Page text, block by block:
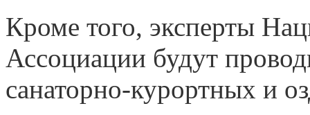
Кроме того, эксперты
Ассоциации будут
санаторно-курортных и